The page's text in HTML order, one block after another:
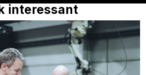
interessant